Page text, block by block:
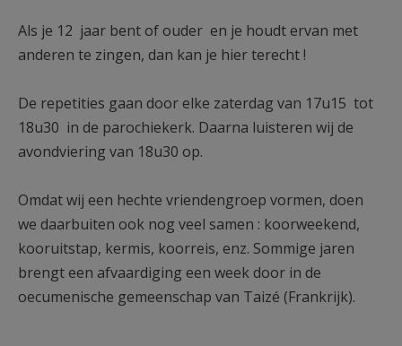
Als je 12 jaar bent of ouder en je houdt ervan met
anderen te zingen, dan kan je hier terecht !
De repetities gaan door elke zaterdag van 17u15 tot
18u30 in de parochiekerk. Daarna luisteren wij de
avondviering van 18u30 op.
Omdat wij een hechte vriendengroep vormen, doen
we daarbuiten ook nog veel samen : koorweekend,
kooruitstap, kermis, koorreis, enz. Sommige jaren
brengt een afvaardiging een week door in de
oecumenische gemeenschap van Taizé (Frankrijk).